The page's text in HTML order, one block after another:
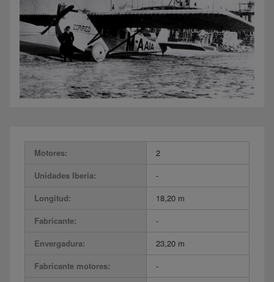
Motores:
2
Unidades Iberia:
-
Longitud:
18,20 m
Fabricante:
-
Envergadura:
23,20 m
Fabricante motores:
-